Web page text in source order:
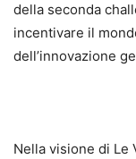
della seconda
incentivare il
dell’innovazione
Nella visione di Le